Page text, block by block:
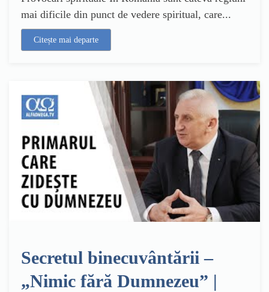
mai dificile din punct de vedere spiritual, care...
Citește mai departe
Secretul binecuvântării –
„Nimic fără Dumnezeu” |